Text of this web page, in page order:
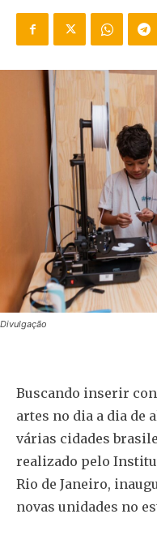
Divulgação
Buscando inserir
artes no dia a dia de
várias cidades
realizado pelo
Rio de Janeiro,
novas unidades no